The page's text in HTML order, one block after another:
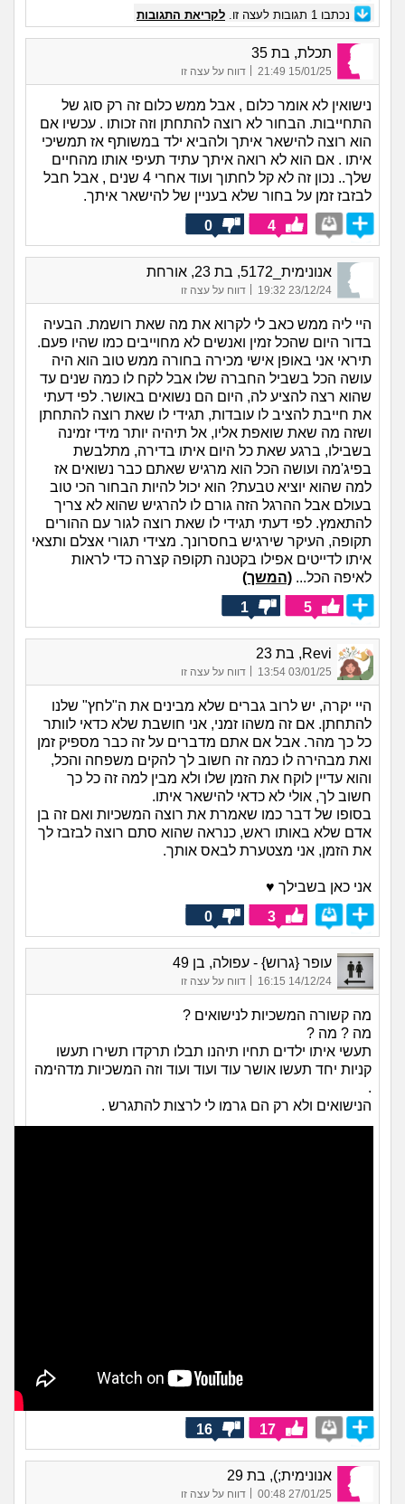
נכתבו 1 תגובות לעצה זו. לקריאת התגובות
תכלת, בת 35
15/01/25 21:49
| דווח על עצה זו
נישואין לא אומר כלום , אבל ממש כלום זה רק סוג של
התחייבות. הבחור לא רוצה להתחתן וזה זכותו . עכשיו אם
הוא רוצה להישאר איתך ולהביא ילד במשותף אז תמשיכי
איתו . אם הוא לא רואה איתך עתיד תעיפי אותו מהחיים
שלך.. נכון זה לא קל לחתוך ועוד אחרי 4 שנים , אבל חבל
לבזבז זמן על בחור שלא בעניין של להישאר איתך.
4
0
אנונימית_5172, בת 23, אורחת
23/12/24 19:32
| דווח על עצה זו
היי ליה ממש כאב לי לקרוא את מה שאת רושמת. הבעיה
בדור היום שהכל זמין ואנשים לא מחוייבים כמו שהיו פעם.
תיראי אני באופן אישי מכירה בחורה ממש טוב הוא היה
עושה הכל בשביל החברה שלו אבל לקח לו כמה שנים עד
שהוא רצה להציע לה, היום הם נשואים באושר. לפי דעתי
את חייבת להציב לו עובדות, תגידי לו שאת רוצה להתחתן
ושזה מה שאת שואפת אליו, אל תיהיה יותר מידי זמינה
בשבילו, ברגע שאת כל היום איתו בדירה, מתלבשת
בפיג'מה ועושה הכל הוא מרגיש שאתם כבר נשואים אז
למה שהוא יוציא טבעת? הוא יכול להיות הבחור הכי טוב
בעולם אבל ההרגל הזה גורם לו להרגיש שהוא לא צריך
להתאמץ. לפי דעתי תגידי לו שאת רוצה לגור עם ההורים
תקופה, העיקר שירגיש בחסרונך. מצידי תגורי אצלם ותצאי
איתו לדייטים אפילו בקטנה תקופה קצרה כדי לראות
לאיפה הכל... (המשך)
5
1
Revi, בת 23
03/01/25 13:54 דווח על עצה זו
היי יקרה, יש לרוב גברים שלא מבינים את ה"לחץ" שלנו
להתחתן. אם זה משהו זמני, אני חושבת שלא כדאי לוותר
כל כך מהר. אבל אם אתם מדברים על זה כבר מספיק זמן
ואת מבהירה לו כמה זה חשוב לך להקים משפחה והכל,
והוא עדיין לוקח את הזמן שלו ולא מבין למה זה כל כך
חשוב לך, אולי לא כדאי להישאר איתו.
בסופו של דבר כמו שאמרת את רוצה המשכיות ואם זה בן
אדם שלא באותו ראש, כנראה שהוא סתם רוצה לבזבז לך
את הזמן, אני מצטערת לבאס אותך.
אני כאן בשבילך ♥
3
0
עופר {גרוש} - עפולה, בן 49
14/12/24 16:15 דווח על עצה זו
מה קשורה המשכיות לנישואים ?
מה ? מה ?
תעשי איתו ילדים תחיו תיהנו תבלו תרקדו תשירו תעשו
קניות יחד תעשו אושר עוד ועוד ועוד וזה המשכיות מדהימה
.
הנישואים ולא רק הם גרמו לי לרצות להתגרש .
17
16
אנונימית;), בת 29
27/01/25 00:48 דווח על עצה זו